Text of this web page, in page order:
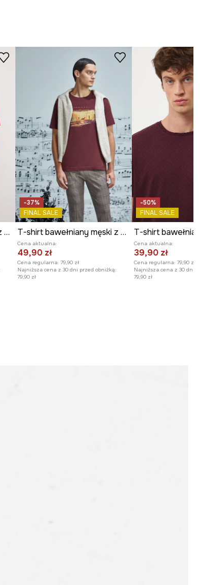
Model na zdjęciu ma 189 cm
wzrostu i ma na sobie rozmiar L.
Zobacz wymiary produktu
T-shirt męski bawełniany z efektem sprania
-37%
FINAL SALE
T-shirt bawełniany męski z kolekcji Narodowy Instytut Fryderyka Chopina x Medicine
Cena aktualna:
49,90 zł
Cena regularna: 79,90 zł
Najniższa cena z 30 dni przed obniżką:
79,90 zł
-50%
FINAL SALE
Cena aktualna:
39,90 zł
Cena regularna: 79,90 zł
Najniższa cena z 30 dni przed
79,90 zł